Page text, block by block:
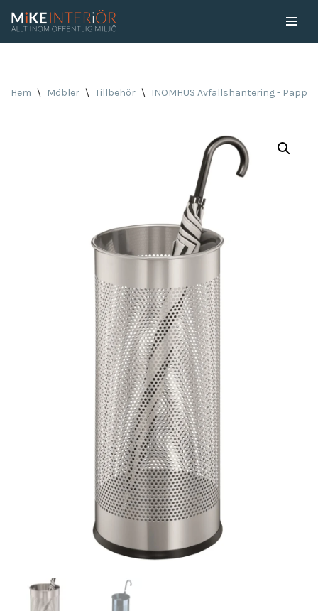
Hem \ Möbler \ Tillbehör \ INOMHUS Avfallshantering -